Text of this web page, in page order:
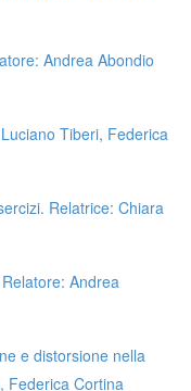
Andrea Abondio
Tiberi, Federica
Relatrice: Chiara
Andrea
e distorsione nella
Federica Cortina